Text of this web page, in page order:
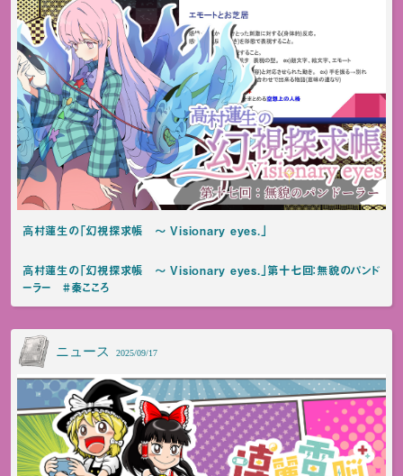
高村蓮生の「幻視探求帳 ～ Visionary eyes.」
高村蓮生の「幻視探求帳 ～ Visionary eyes.」第十七回：無貌のパンド
ーラー #秦こころ
ニュース 2025/09/17